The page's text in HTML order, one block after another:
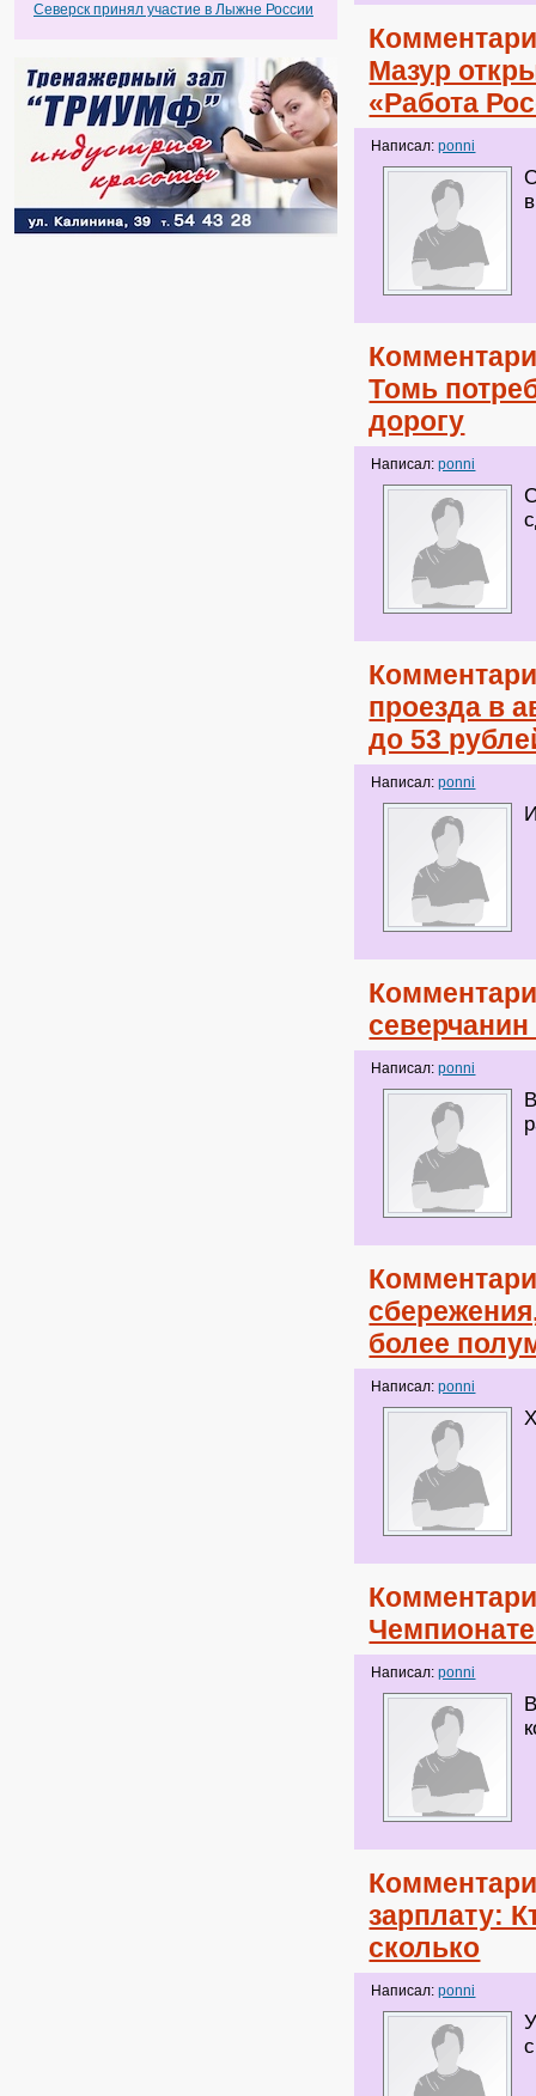
Северск принял участие в Лыжне России
Мазур
«Работа
Написал:ponni
Томь
дорогу
Написал:ponni
проезда в
до 53
Написал:ponni
Написал:ponni
более
Написал:ponni
Написал:ponni
зарплату:
сколько
Написал:ponni